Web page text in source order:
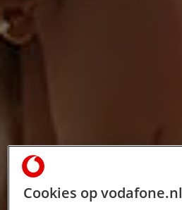
Cookies op vodafone.nl